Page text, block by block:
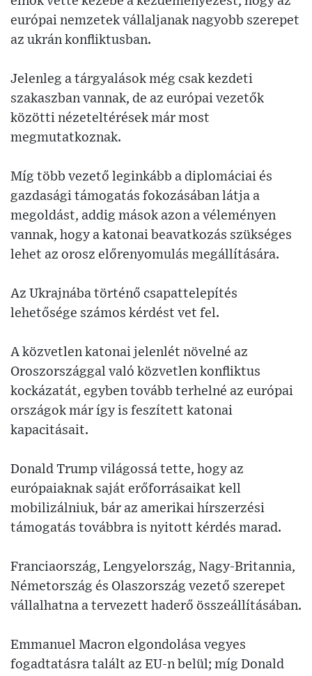
európai nemzetek vállaljanak nagyobb szerepet
az ukrán konfliktusban.
Jelenleg a tárgyalások még csak kezdeti
szakaszban vannak, de az európai vezetők
közötti nézeteltérések már most
megmutatkoznak.
Míg több vezető leginkább a diplomáciai és
gazdasági támogatás fokozásában látja a
megoldást, addig mások azon a véleményen
vannak, hogy a katonai beavatkozás szükséges
lehet az orosz előrenyomulás megállítására.
Az Ukrajnába történő csapattelepítés
lehetősége számos kérdést vet fel.
A közvetlen katonai jelenlét növelné az
Oroszországgal való közvetlen konfliktus
kockázatát, egyben tovább terhelné az európai
országok már így is feszített katonai
kapacitásait.
Donald Trump világossá tette, hogy az
európaiaknak saját erőforrásaikat kell
mobilizálniuk, bár az amerikai hírszerzési
támogatás továbbra is nyitott kérdés marad.
Franciaország, Lengyelország, Nagy-Britannia,
Németország és Olaszország vezető szerepet
vállalhatna a tervezett haderő összeállításában.
Emmanuel Macron elgondolása vegyes
fogadtatásra talált az EU-n belül; míg Donald